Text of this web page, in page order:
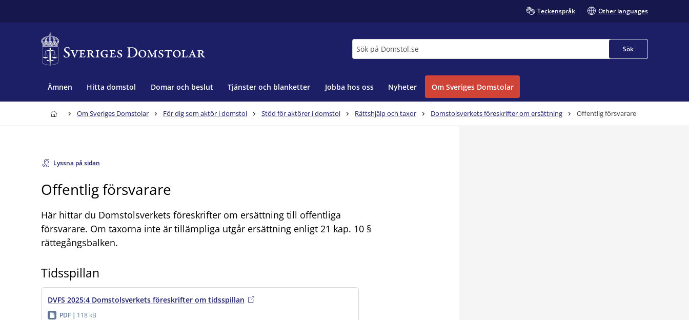
Teckenspråk Other languages
Sök
Ämnen Hitta domstol Domar och beslut Tjänster och blanketter Jobba hos oss Nyheter Om Sveriges Domstolar
Om Sveriges Domstolar För dig som aktör i domstol Stöd för aktörer i domstol Rättshjälp och taxor Domstolsverkets föreskrifter om ersättning Offentlig försvarare
Lyssna på sidan
Offentlig försvarare
Här hittar du Domstolsverkets föreskrifter om ersättning till offentliga
försvarare. Om taxorna inte är tillämpliga utgår ersättning enligt 21 kap. 10 §
rättegångsbalken.
Tidsspillan
DVFS 2025:4 Domstolsverkets föreskrifter om tidsspillan
PDF 118 kB